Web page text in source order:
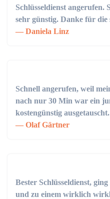
Schlüsseldienst angerufen.
sehr günstig. Danke für die
Daniela Linz
Schnell angerufen, weil
nach nur 30 Min war ein
kostengünstig ausgetauscht.
Olaf Gärtner
Bester Schlüsseldienst,
und zu einem wirklich